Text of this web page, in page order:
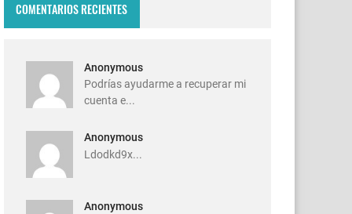
COMENTARIOS RECIENTES
Anonymous
Podrías ayudarme a recuperar mi
cuenta e...
Anonymous
Ldodkd9x...
Anonymous